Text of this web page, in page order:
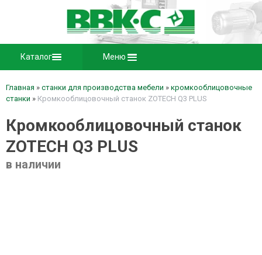
Каталог Меню
Главная » станки для производства мебели » кромкооблицовочные
станки » Кромкооблицовочный станок ZOTECH Q3 PLUS
Кромкооблицовочный станок
ZOTECH Q3 PLUS
в наличии